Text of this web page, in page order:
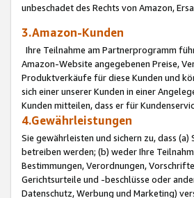
unbeschadet des Rechts von Amazon,
3.Amazon-Kunden
Ihre Teilnahme am Partnerprogramm
Amazon-Website angegebenen Preise,
Produktverkäufe für diese Kunden und
sich einer unserer Kunden in einer
Kunden mitteilen, dass er für
4.Gewährleistungen
Sie gewährleisten und sichern zu, dass
betreiben werden; (b) weder Ihre
Bestimmungen, Verordnungen,
Gerichtsurteile und -beschlüsse oder
Datenschutz, Werbung und Marketing)